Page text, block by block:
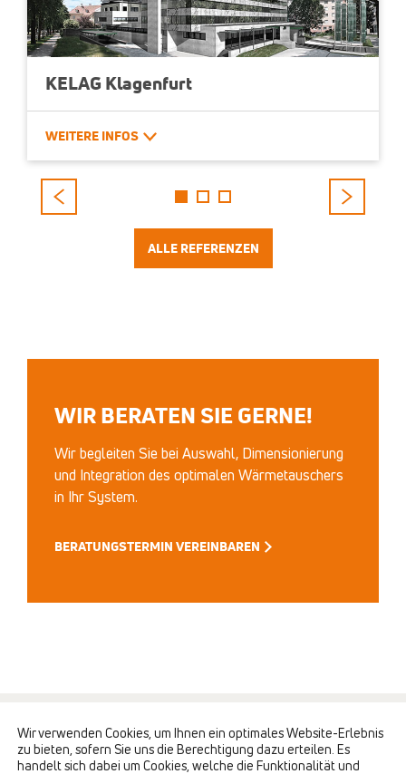
KELAG Klagenfurt
Klagenfurt - AT
1 Accuboc, total 31.000 m³/h
WEITERE INFOS
ALLE REFERENZEN
WIR BERATEN SIE GERNE!
Wir begleiten Sie bei Auswahl, Dimensionierung
und Integration des optimalen Wärmetauschers
in Ihr System.
BERATUNGSTERMIN VEREINBAREN
KONTAKT
Wir verwenden Cookies, um Ihnen ein optimales Website-Erlebnis
zu bieten, sofern Sie uns die Berechtigung dazu erteilen. Es
handelt sich dabei um Cookies, welche die Funktionalität und